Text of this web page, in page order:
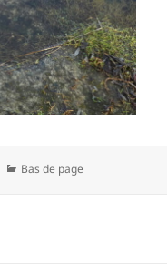
Catégories
Bas de page